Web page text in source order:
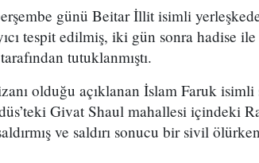
günü Beitar İllit isimli
tespit edilmiş, iki gün sonra hadise
tutuklanmıştı.
olduğu açıklanan İslam Faruk isimli
Givat Shaul mahallesi içindeki
ve saldırı sonucu bir sivil